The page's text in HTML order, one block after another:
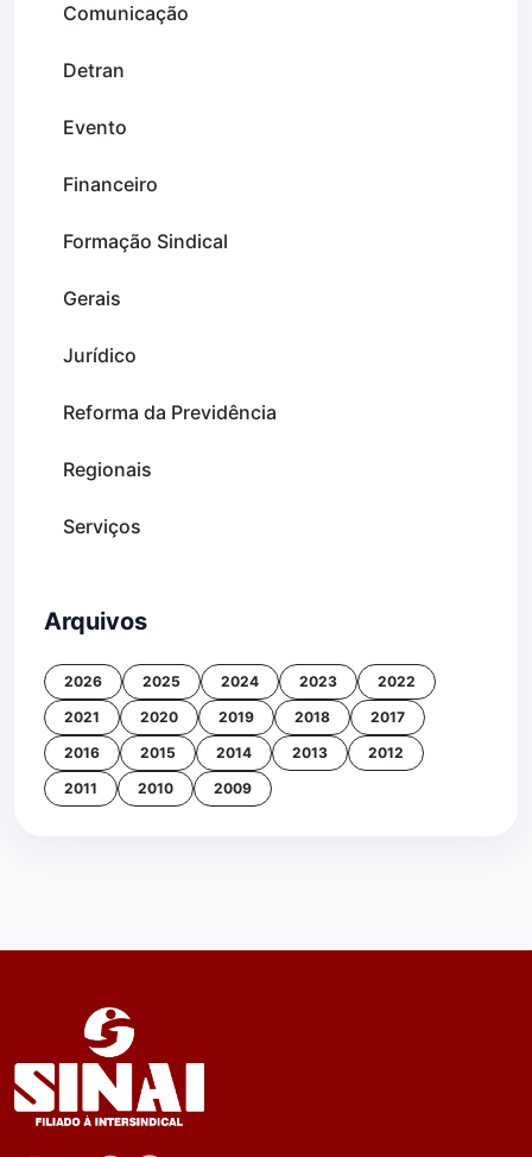
Comunicação
Detran
Evento
Financeiro
Formação Sindical
Gerais
Jurídico
Reforma da Previdência
Regionais
Serviços
Arquivos
2026 2025 2024 2023
2022
2021
2020 2019 2018
2017
2016
2015 2014 2013
2012
2011
2010 2009